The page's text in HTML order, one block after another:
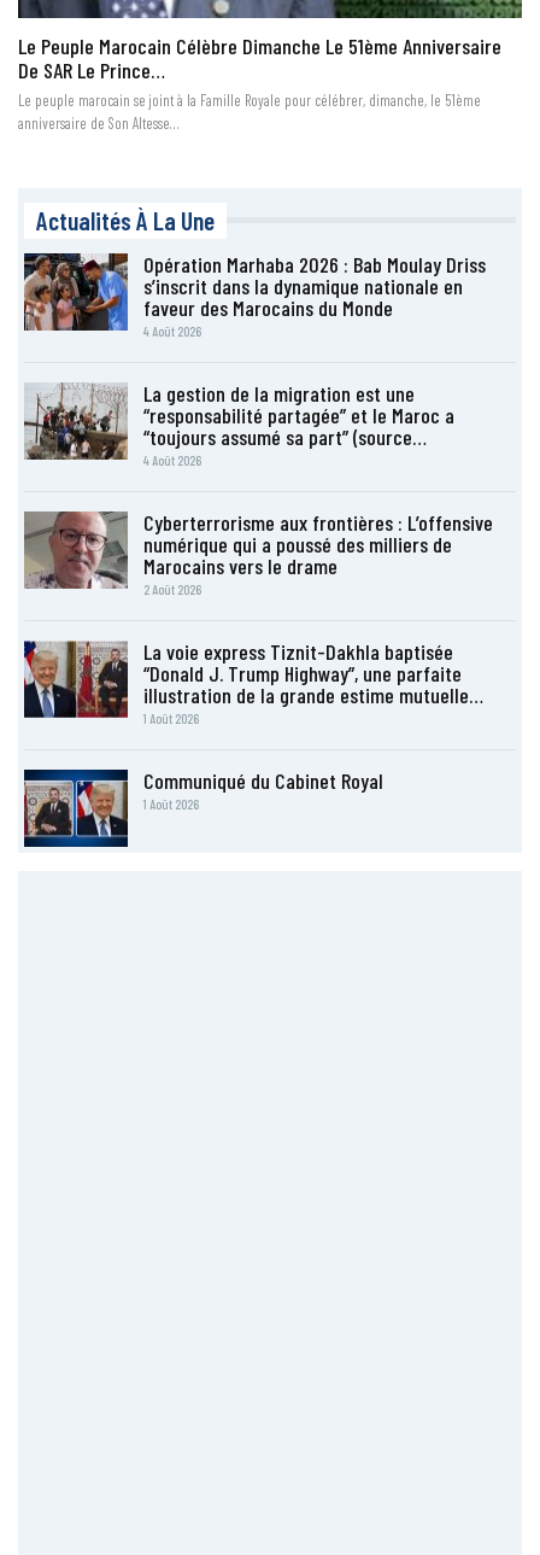
Le Peuple Marocain Célèbre Dimanche Le 51ème Anniversaire
De SAR Le Prince…
Le peuple marocain se joint à la Famille Royale pour célébrer, dimanche, le 51ème
anniversaire de Son Altesse…
Actualités À La Une
Opération Marhaba 2026 : Bab Moulay Driss
s’inscrit dans la dynamique nationale en
faveur des Marocains du Monde
4 Août 2026
La gestion de la migration est une
“responsabilité partagée” et le Maroc a
“toujours assumé sa part” (source…
4 Août 2026
Cyberterrorisme aux frontières : L’offensive
numérique qui a poussé des milliers de
Marocains vers le drame
2 Août 2026
La voie express Tiznit-Dakhla baptisée
“Donald J. Trump Highway”, une parfaite
illustration de la grande estime mutuelle…
1 Août 2026
Communiqué du Cabinet Royal
1 Août 2026